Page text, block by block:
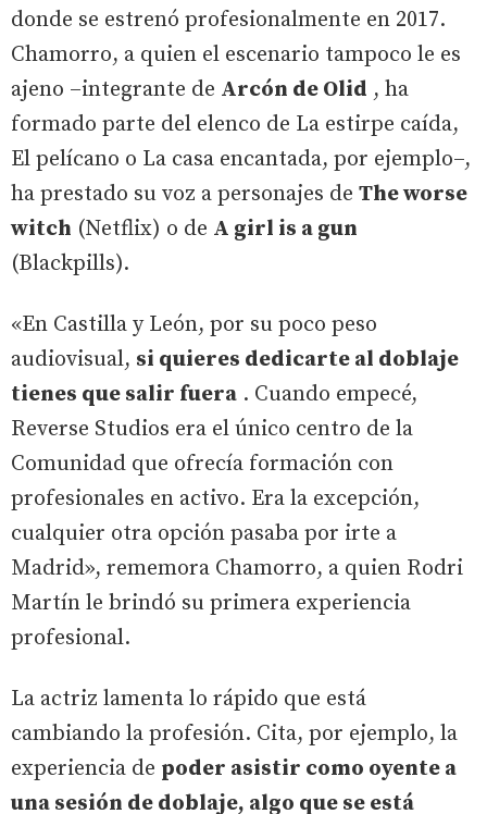
donde se estrenó profesionalmente en 2017.
Chamorro, a quien el escenario tampoco le es
ajeno –integrante de Arcón de Olid , ha
formado parte del elenco de La estirpe caída,
El pelícano o La casa encantada, por ejemplo–,
ha prestado su voz a personajes de The worse
witch (Netflix) o de A girl is a gun
(Blackpills).
«En Castilla y León, por su poco peso
audiovisual, si quieres dedicarte al doblaje
tienes que salir fuera . Cuando empecé,
Reverse Studios era el único centro de la
Comunidad que ofrecía formación con
profesionales en activo. Era la excepción,
cualquier otra opción pasaba por irte a
Madrid», rememora Chamorro, a quien Rodri
Martín le brindó su primera experiencia
profesional.
La actriz lamenta lo rápido que está
cambiando la profesión. Cita, por ejemplo, la
experiencia de poder asistir como oyente a
una sesión de doblaje, algo que se está